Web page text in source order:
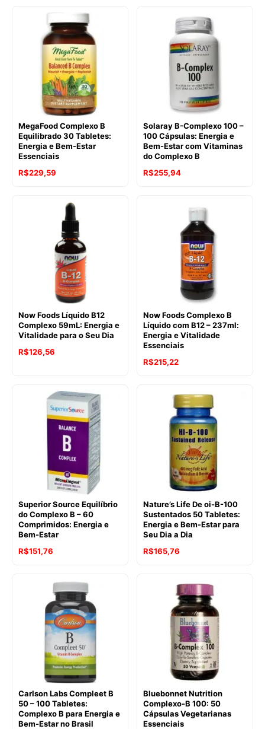
MegaFood Complexo B
Equilibrado 30 Tabletes:
Energia e Bem-Estar
Essenciais
R$229,59
Solaray B-Complexo 100 –
100 Cápsulas: Energia e
Bem-Estar com Vitaminas
do Complexo B
R$255,94
Now Foods Líquido B12
Complexo 59mL: Energia e
Vitalidade para o Seu Dia
R$126,56
Now Foods Complexo B
Líquido com B12 – 237ml:
Energia e Vitalidade
Essenciais
R$215,22
Superior Source Equilíbrio
do Complexo B – 60
Comprimidos: Energia e
Bem-Estar
R$151,76
Nature’s Life De oi-B-100
Sustentados 50 Tabletes:
Energia e Bem-Estar para
Seu Dia a Dia
R$165,76
Carlson Labs Compleet B
50 – 100 Tabletes:
Complexo B para Energia e
Bem-Estar no Brasil
Bluebonnet Nutrition
Complexo-B 100: 50
Cápsulas Vegetarianas
Essenciais